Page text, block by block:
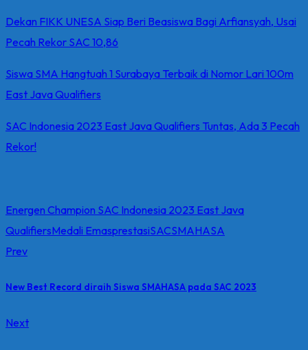
Dekan FIKK UNESA Siap Beri Beasiswa Bagi Arfiansyah, Usai
Pecah Rekor SAC 10,86
Siswa SMA Hangtuah 1 Surabaya Terbaik di Nomor Lari 100m
East Java Qualifiers
SAC Indonesia 2023 East Java Qualifiers Tuntas, Ada 3 Pecah
Rekor!
Energen Champion SAC Indonesia 2023 East Java
QualifiersMedali EmasprestasiSACSMAHASA
Prev
New Best Record diraih Siswa SMAHASA pada SAC 2023
Next